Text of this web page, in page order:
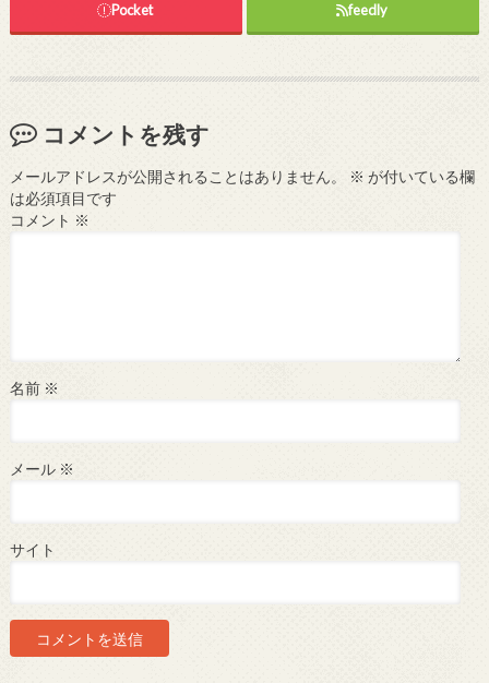
Pocket feedly
コメントを残す
メールアドレスが公開されることはありません。 ※ が付いている欄
は必須項目です
コメント ※
名前 ※
メール ※
サイト